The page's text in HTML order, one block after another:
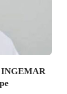
INGEMAR